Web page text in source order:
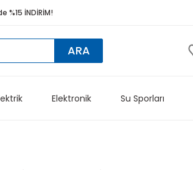
%15 İNDİRİM!
ARA
Elektronik Su Sporları